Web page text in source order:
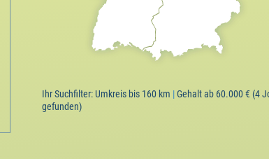
Ihr Suchfilter:Umkreis bis 160 km |Gehalt ab 60.000 € (4
gefunden)